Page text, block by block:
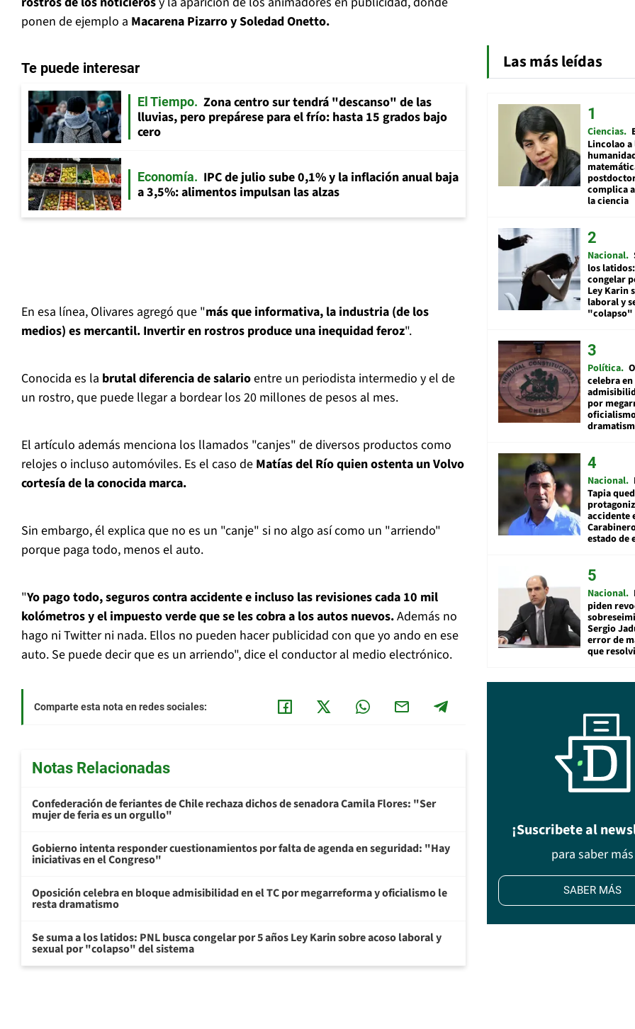
ponen de ejemplo a Macarena Pizarro y Soledad Onetto.
Te puede interesar
El Tiempo
Zona centro sur tendrá "descanso" de las
lluvias, pero prepárese para el frío: hasta 15 grados bajo
cero
Economía
IPC de julio sube 0,1% y la inflación anual baja
a 3,5%: alimentos impulsan las alzas
En esa línea, Olivares agregó que "más que informativa, la industria (de los
medios) es mercantil. Invertir en rostros produce una inequidad feroz".
Conocida es la brutal diferencia de salarioentre un periodista intermedio y el de
un rostro, que puede llegar a bordear los 20 millones de pesos al mes.
El artículo además menciona los llamados "canjes" de diversos productos como
relojes o incluso automóviles. Es el caso de Matías del Río quien ostenta un Volvo
cortesía de la conocida marca.
Sin embargo, él explica que no es un "canje" si no algo así como un "arriendo"
porque paga todo, menos el auto.
"Yo pago todo, seguros contra accidente e incluso las revisiones cada 10 mil
kolómetros y el impuesto verde que se les cobra a los autos nuevos.Además no
hago ni Twitter ni nada. Ellos no pueden hacer publicidad con que yo ando en ese
auto. Se puede decir que es un arriendo", dice el conductor al medio electrónico.
Comparte esta nota en redes sociales:
Notas Relacionadas
Confederación de feriantes de Chile rechaza dichos de senadora Camila Flores: "Ser
mujer de feria es un orgullo"
Gobierno intenta responder cuestionamientos por falta de agenda en seguridad: "Hay
iniciativas en el Congreso"
Oposición celebra en bloque admisibilidad en el TC por megarreforma y oficialismo le
resta dramatismo
Se suma a los latidos: PNL busca congelar por 5 años Ley Karin sobre acoso laboral y
sexual por "colapso" del sistema
Las más leídas
Ciencias
Lincolao a
complica
la ciencia
Nacional
los
congelar
Ley Karin
laboral y
"colapso"
Política
celebra
por
Nacional
Tapia
accidente
estado de
Nacional
piden
Sergio
error de
que
¡Suscribete al
para saber más
SABER MÁS